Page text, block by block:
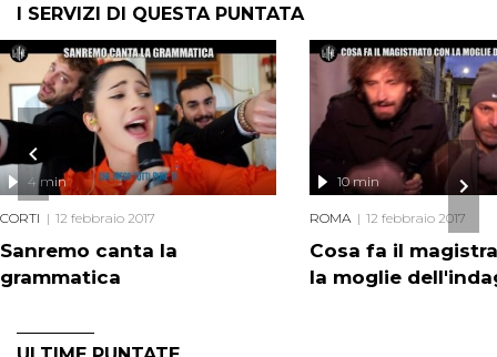
I SERVIZI DI QUESTA PUNTATA
Sanremo canta la
grammatica
4 min
CORTI 12 febbraio 2017
Cosa fa il
la moglie
10 min
ROMA 12 febbraio 2017